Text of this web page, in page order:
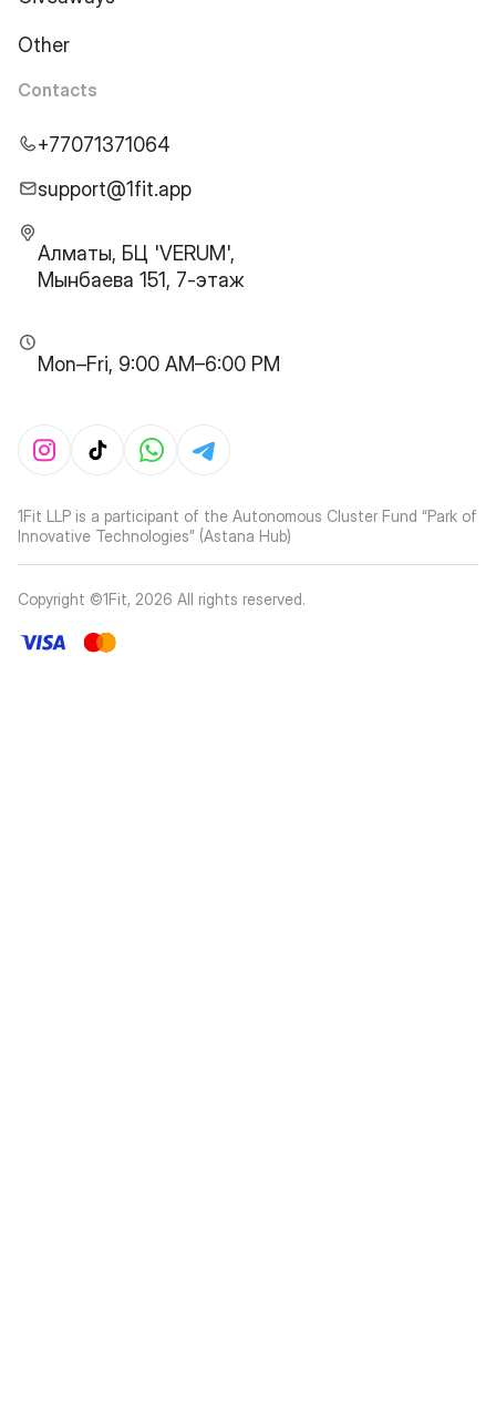
Other
Contacts
+77071371064
support@1fit.app
Алматы, БЦ 'VERUM',
Мынбаева 151, 7-этаж
Mon–Fri, 9:00 AM–6:00 PM
1Fit LLP is a participant of the Autonomous Cluster Fund “Park of
Innovative Technologies” (Astana Hub)
Copyright ©1Fit, 2026 All rights reserved.